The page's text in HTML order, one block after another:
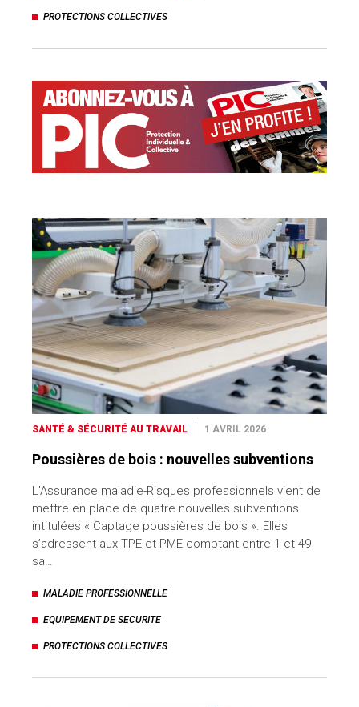
PROTECTIONS COLLECTIVES
SANTÉ & SÉCURITÉ AU TRAVAIL 1 AVRIL 2026
Poussières de bois : nouvelles subventions
L’Assurance maladie-Risques professionnels vient de
mettre en place de quatre nouvelles subventions
intitulées « Captage poussières de bois ». Elles
s’adressent aux TPE et PME comptant entre 1 et 49
sa…
MALADIE PROFESSIONNELLE
EQUIPEMENT DE SECURITE
PROTECTIONS COLLECTIVES